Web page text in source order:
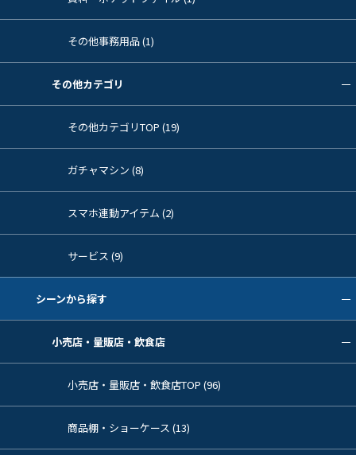
その他事務用品 (1)
その他カテゴリ
その他カテゴリTOP (19)
ガチャマシン (8)
スマホ連動アイテム (2)
サービス (9)
シーンから探す
小売店・量販店・飲食店
小売店・量販店・飲食店TOP (96)
商品棚・ショーケース (13)